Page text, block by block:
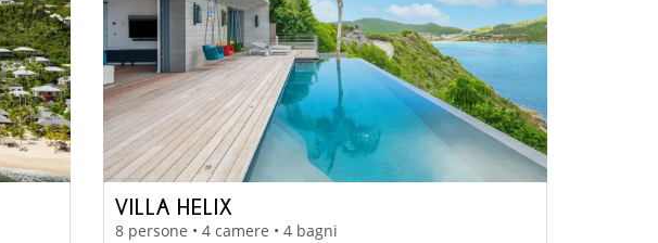
VILLA HELIX
8 persone • 4 camere • 4 bagni